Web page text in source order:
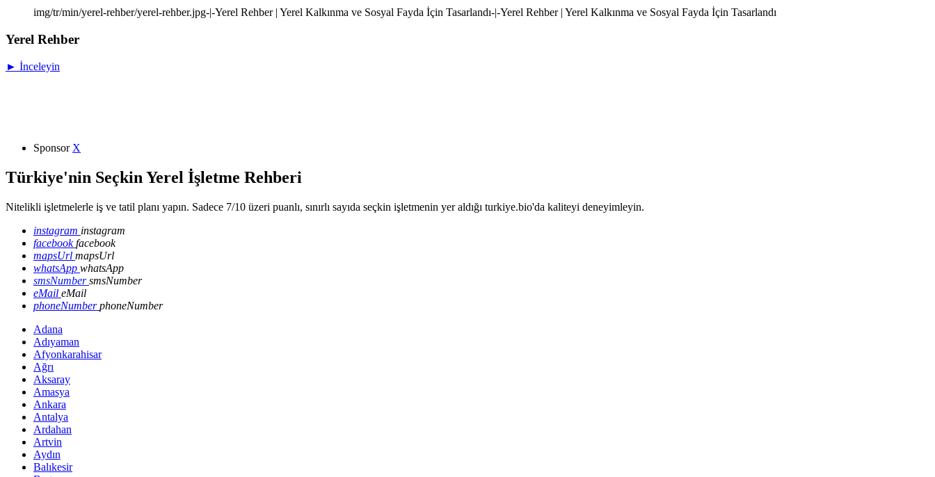
img/tr/min/yerel-rehber/yerel-rehber.jpg-|-Yerel Rehber | Yerel Kalkınma ve Sosyal Fayda İçin Tasarlandı-|-Yerel Rehber | Yerel Kalkınma ve Sosyal Fayda İçin Tasarlandı
Yerel Rehber
► İnceleyin
Sponsor X
Türkiye'nin Seçkin Yerel İşletme Rehberi
Nitelikli işletmelerle iş ve tatil planı yapın. Sadece 7/10 üzeri puanlı, sınırlı sayıda seçkin işletmenin yer aldığı turkiye.bio'da kaliteyi deneyimleyin.
instagram instagram
facebookfacebook
mapsUrl mapsUrl
whatsApp whatsApp
smsNumbersmsNumber
eMail eMail
phoneNumberphoneNumber
Adana
Adıyaman
Afyonkarahisar
Ağrı
Aksaray
Amasya
Ankara
Antalya
Ardahan
Artvin
Aydın
Balıkesir